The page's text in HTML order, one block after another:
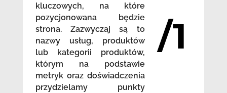
kluczowych, na które
pozycjonowana będzie
strona. Zazwyczaj są to
nazwy usług, produktów
lub kategorii produktów,
którym na podstawie
metryk oraz doświadczenia
przydzielamy punkty
/1